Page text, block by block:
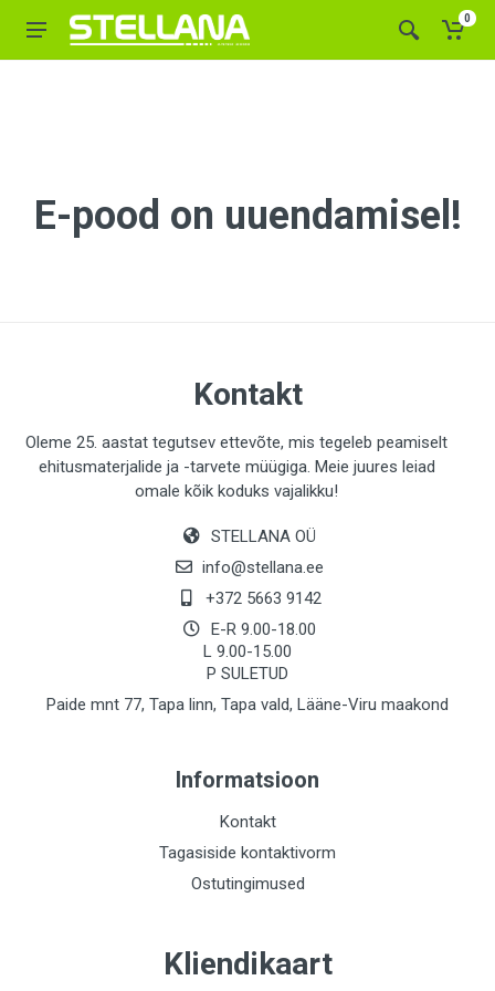
0
E-pood on uuendamisel!
Kontakt
Oleme 25. aastat tegutsev ettevõte, mis tegeleb peamiselt
ehitusmaterjalide ja -tarvete müügiga. Meie juures leiad
omale kõik koduks vajalikku!
STELLANA OÜ
info@stellana.ee
+372 5663 9142
E-R 9.00-18.00
L 9.00-15.00
P SULETUD
Paide mnt 77, Tapa linn, Tapa vald, Lääne-Viru maakond
Informatsioon
Kontakt
Tagasiside kontaktivorm
Ostutingimused
Kliendikaart